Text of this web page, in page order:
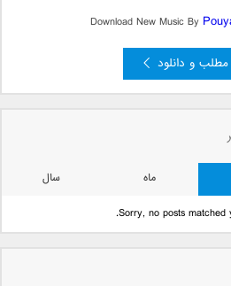
Download New Music By
مطلب و دانلود
ماه
سال
Sorry, no posts matched